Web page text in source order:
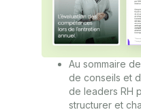
Au sommaire
de conseils et
de leaders RH
structurer et